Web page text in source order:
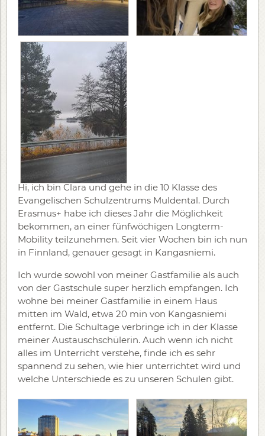
Hi, ich bin Clara und gehe in die 10 Klasse des
Evangelischen Schulzentrums Muldental. Durch
Erasmus+ habe ich dieses Jahr die Möglichkeit
bekommen, an einer fünfwöchigen Longterm-
Mobility teilzunehmen. Seit vier Wochen bin ich nun
in Finnland, genauer gesagt in Kangasniemi.
Ich wurde sowohl von meiner Gastfamilie als auch
von der Gastschule super herzlich empfangen. Ich
wohne bei meiner Gastfamilie in einem Haus
mitten im Wald, etwa 20 min von Kangasniemi
entfernt. Die Schultage verbringe ich in der Klasse
meiner Austauschschülerin. Auch wenn ich nicht
alles im Unterricht verstehe, finde ich es sehr
spannend zu sehen, wie hier unterrichtet wird und
welche Unterschiede es zu unseren Schulen gibt.